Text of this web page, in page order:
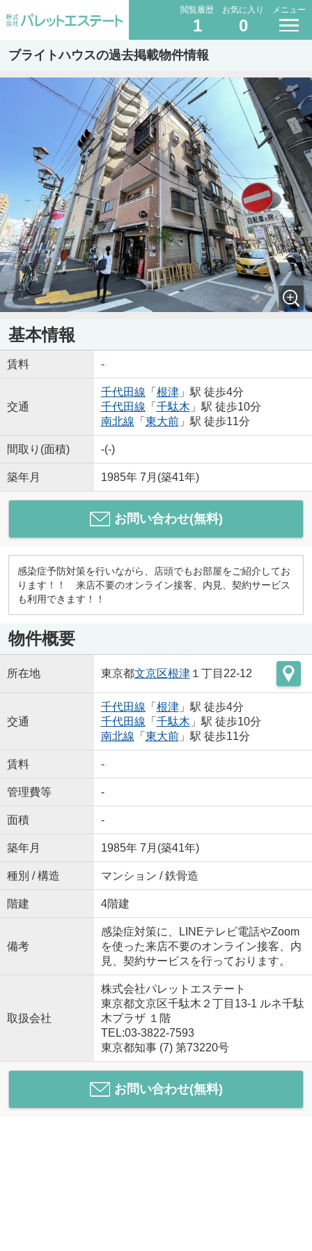
閲覧履歴
1
お気に入り
0
メニュー
ブライトハウスの過去掲載物件情報
基本情報
賃料 -
交通
千代田線 「 根津」駅 徒歩4分
千代田線 「 千駄木 」駅 徒歩10分
南北線 「 東大前」駅 徒歩11分
間取り(面積) -(-)
築年月 1985年 7月(築41年)
お問い合わせ(無料)
感染症予防対策を行いながら、店頭でもお部屋をご紹介してお
ります！！ 来店不要のオンライン接客、内見、契約サービス
も利用できます！！
物件概要
所在地 東京都文京区根津１丁目22-12
交通
千代田線 「 根津」駅 徒歩4分
千代田線 「 千駄木 」駅 徒歩10分
南北線 「 東大前」駅 徒歩11分
賃料 -
管理費等 -
面積 -
築年月 1985年 7月(築41年)
種別 / 構造 マンション / 鉄骨造
階建 4階建
備考
感染症対策に、LINEテレビ電話やZoom
を使った来店不要のオンライン接客、内
見、契約サービスを行っております。
取扱会社
株式会社パレットエステート
東京都文京区千駄木２丁目13-1 ルネ千駄
木プラザ １階
TEL:03-3822-7593
東京都知事 (7) 第73220号
お問い合わせ(無料)